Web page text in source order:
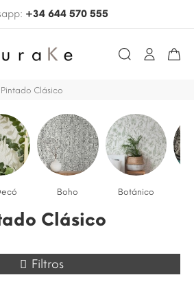
+34 644 570 555
Clásico
Boho Botánico
Clásico
Filtros